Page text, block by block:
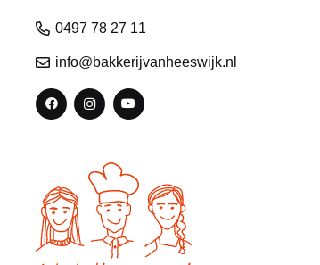
0497 78 27 11
info@bakkerijvanheeswijk.nl